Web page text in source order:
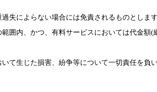
失によらない場合には免責されるものとしま
囲内、かつ、有料サービスにおいては代金額
て生じた損害、紛争等について一切責任を負